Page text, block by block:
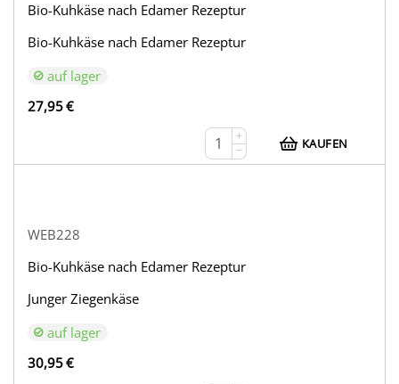
Bio-Kuhkäse nach Edamer Rezeptur
Bio-Kuhkäse nach Edamer Rezeptur
auf lager
27,95€
+
−
KAUFEN
WEB228
Bio-Kuhkäse nach Edamer Rezeptur
Junger Ziegenkäse
auf lager
30,95€